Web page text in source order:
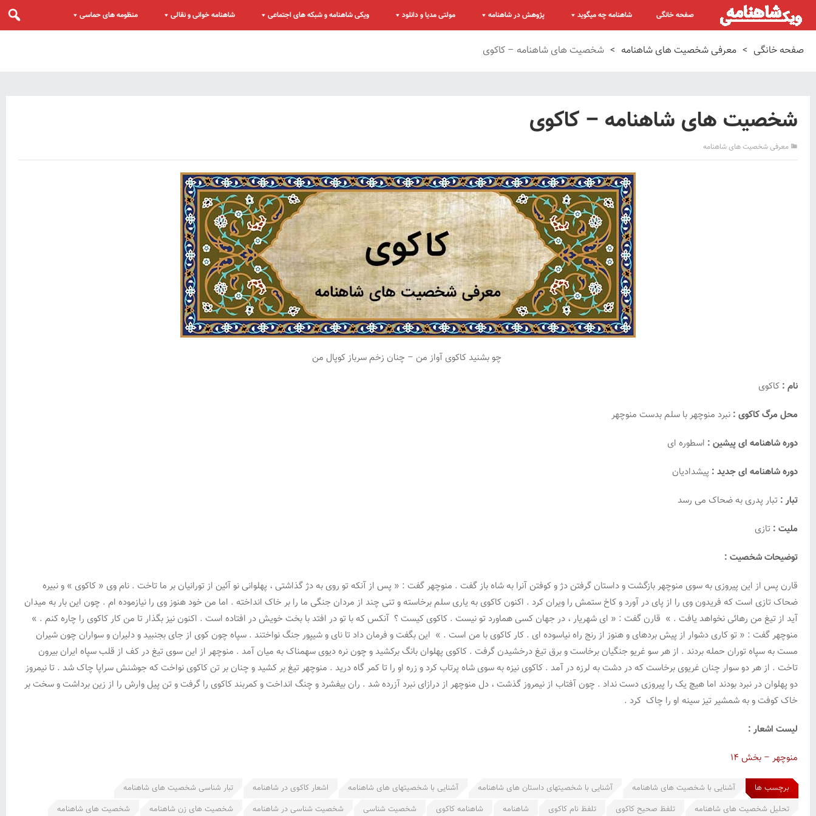
صفحه خانگی شاهنامه چه میگوید پژوهش در شاهنامه مولتی مدیا و دانلود ویکی شاهنامه و شبکه های اجتماعی شاهنامه خوانی و نقالی منظومه های حماسی
صفحه خانگی > معرفی شخصیت های شاهنامه > شخصیت های شاهنامه – کاکوی
شخصیت های شاهنامه – کاکوی
معرفی شخصیت های شاهنامه
چو بشنید کاکوی آواز من – چنان زخم سرباز کوپال من
نام : کاکوی
محل مرگ کاکوی : نبرد منوچهر با سلم بدست منوچهر
دوره شاهنامه ای پیشین : اسطوره ای
دوره شاهنامه ای جدید : پیشدادیان
تبار : تبار پدری به ضحاک می رسد
ملیت : تازی
توضیحات شخصیت :
قارن پس از این پیروزی به سوی منوچهر بازگشت و داستان گرفتن دژ و کوفتن آنرا به شاه باز گفت . منوچهر گفت : « پس از آنکه تو روی به دژ گذاشتی ، پهلوانی نو آئین از تورانیان بر ما تاخت . نام وی « کاکوی » و نبیره
ضحاک تازی است که فریدون وی را از پای در آورد و کاخ ستمش را ویران کرد . اکنون کاکوی به یاری سلم برخاسته و تنی چند از مردان جنگی ما را بر خاک انداخته . اما من خود هنوز وی را نیازموده ام . چون این بار به میدان
آید از تیغ من رهائی نخواهد یافت . » قارن گفت : « ای شهریار ، در جهان کسی هماورد تو نیست . کاکوی کیست ؟ آنکس که با تو در افتد با بخت خویش در افتاده است . اکنون نیز بگذار تا من کار کاکوی را چاره کنم . »
منوچهر گفت : « تو کاری دشوار از پیش بردهای و هنوز از رنج راه نیاسوده ای . کار کاکوی با من است . » این بگفت و فرمان داد تا نای و شیپور جنگ نواختند . سپاه چون کوی از جای بجنبید و دلیران و سواران چون شیران
مست به سپاه توران حمله بردند . از هر سو غریو جنگیان برخاست و برق تیغ درخشیدن گرفت . کاکوی پهلوان بانگ برکشید و چون نره دیوی سهمناک به میان آمد . منوچهر از این سوی تیغ در کف از قلب سپاه ایران بیرون
تاخت . از هر دو سوار چنان غریوی برخاست که در دشت به لرزه در آمد . کاکوی نیزه به سوی شاه پرتاب کرد و زره او را تا کمر گاه درید . منوچهر تیغ بر کشید و چنان بر تن کاکوی نواخت که جوشنش سراپا چاک شد . تا نیمروز
دو پهلوان در نبرد بودند اما هیچ یک را پیروزی دست نداد . چون آفتاب از نیمروز گذشت ، دل منوچهر از درازای نبرد آزرده شد . ران بیفشرد و چنگ انداخت و کمربند کاکوی را گرفت و تن پیل وارش را از زین برداشت و سخت بر
خاک کوفت و به شمشیر تیز سینه او را چاک کرد .
لیست اشعار :
منوچهر – بخش ۱۴
برچسب ها آشنایی با شخصیت های شاهنامه آشنایی با شخصیتهای داستان های شاهنامه آشنایی با شخصیتهای های شاهنامه اشعار کاکوی در شاهنامه
تبار شناسی شخصیت های شاهنامه
تحلیل شخصیت های شاهنامه
تلفظ صحیح کاکوی تلفظ نام کاکوی شاهنامه شاهنامه کاکوی شخصیت شناسی شخصیت شناسی در شاهنامه شخصیت های زن شاهنامه شخصیت های شاهنامه